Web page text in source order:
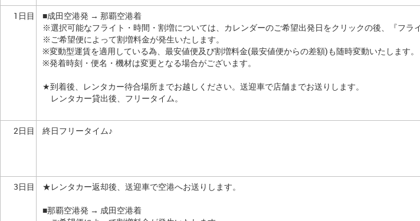
1日目
■成田空港発 → 那覇空港着
※選択可能なフライト・時間・割増については、カレンダーのご希望出発日をクリックの後、『フラ
※ご希望便によって割増料金が発生いたします。
※変動型運賃を適用している為、最安値便及び割増料金(最安値便からの差額)も随時変動いたします。
※発着時刻・便名・機材は変更となる場合がございます。
★到着後、レンタカー待合場所までお越しください。送迎車で店舗までお送りします。
レンタカー貸出後、フリータイム。
2日目 終日フリータイム♪
3日目
★レンタカー返却後、送迎車で空港へお送りします。
■那覇空港発 → 成田空港着